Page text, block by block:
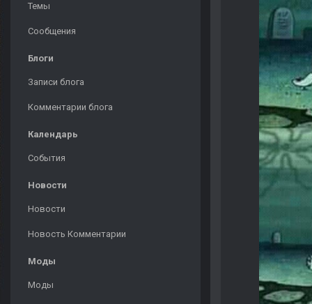
Темы
Сообщения
Блоги
Записи блога
Комментарии блога
Календарь
События
Новости
Новости
Новость Комментарии
Моды
Моды